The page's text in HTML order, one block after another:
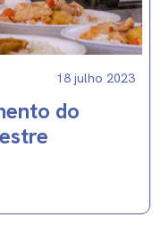
18 julho 2023
do